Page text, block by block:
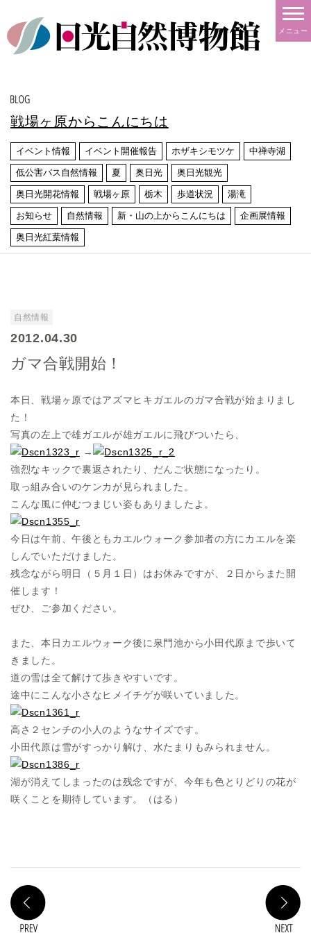
メニュー
戦場ヶ原からこんにちは
イベント情報 イベント開催報告 ホザキシモツケ 中禅寺湖
低公害バス自然情報 夏 奥日光 奥日光観光
奥日光開花情報 戦場ヶ原 栃木 歩道状況 湯滝
お知らせ 自然情報 新・山の上からこんにちは 企画展情報
奥日光紅葉情報
自然情報
2012.04.30
ガマ合戦開始！
本日、戦場ヶ原ではアズマヒキガエルのガマ合戦が始まりまし
た！
写真の左上で雄ガエルが雄ガエルに飛びついたら、
→
強烈なキックで裏返されたり、だんご状態になったり。
取っ組み合いのケンカが見られました。
こんな風に仲むつまじい姿もありましたよ。
今日は午前、午後ともカエルウォーク参加者の方にカエルを楽
しんでいただけました。
残念ながら明日（５月１日）はお休みですが、２日からまた開
催します！
ぜひ、ご参加ください。
また、本日カエルウォーク後に泉門池から小田代原まで歩いて
きました。
道の雪は全て解けて歩きやすいです。
途中にこんな小さなヒメイチゲが咲いていました。
高さ２センチの小人のようなサイズです。
小田代原は雪がすっかり解け、水たまりもみられません。
湖が消えてしまったのは残念ですが、今年も色とりどりの花が
咲くことを期待しています。（はる）